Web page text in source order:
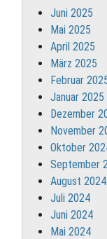
Juni 2025
Mai 2025
April 2025
März 2025
Februar
Januar 2025
Dezember
November
Oktober
September
August 2024
Juli 2024
Juni 2024
Mai 2024